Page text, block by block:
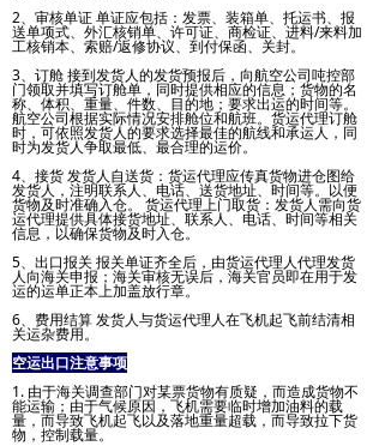
2、审核单证 单证应包括：发票、装箱单、托运书、报
送单项式、外汇核销单、许可证、商检证、进料/来料加
工核销本、索赔/返修协议、到付保函、关封。
3、订舱 接到发货人的发货预报后，向航空公司吨控部
门领取并填写订舱单，同时提供相应的信息；货物的名
称、体积、重量、件数、目的地；要求出运的时间等。
航空公司根据实际情况安排舱位和航班。货运代理订舱
时，可依照发货人的要求选择最佳的航线和承运人，同
时为发货人争取最低、最合理的运价。
4、接货 发货人自送货：货运代理应传真货物进仓图给
发货人，注明联系人、电话、送货地址、时间等。以便
货物及时准确入仓。 货运代理上门取货：发货人需向货
运代理提供具体接货地址、联系人、电话、时间等相关
信息，以确保货物及时入仓。
5、出口报关 报关单证齐全后，由货运代理人代理发货
人向海关申报；海关审核无误后，海关官员即在用于发
运的运单正本上加盖放行章。
6、费用结算 发货人与货运代理人在飞机起飞前结清相
关运杂费用。
空运出口注意事项
1. 由于海关调查部门对某票货物有质疑，而造成货物不
能运输；由于气候原因，飞机需要临时增加油料的载
量，而导致飞机起飞以及落地重量超载，而导致拉下货
物，控制载量。